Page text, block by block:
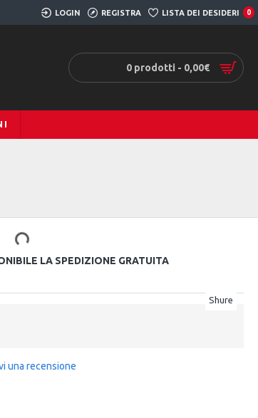
LOGIN REGISTRA LISTA DEI DESIDERI 0
0 prodotti - 0,00€
LA SPEDIZIONE GRATUITA
Shure
una recensione